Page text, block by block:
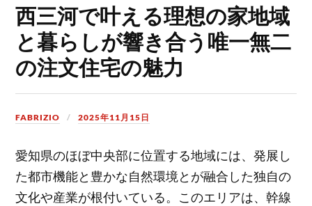
西三河で叶える理想の家地域
と暮らしが響き合う唯一無二
の注文住宅の魅力
FABRIZIO 2025年11月15日
愛知県のほぼ中央部に位置する地域には、発展し
た都市機能と豊かな自然環境とが融合した独自の
文化や産業が根付いている。 このエリアは、幹線